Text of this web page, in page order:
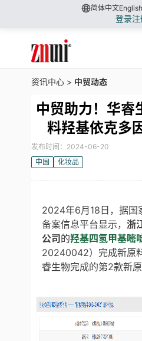
简体中文English
登录
资讯中心 > 中贸动态
中贸助力！华睿
料羟基依克多
发布时间：2024-06-20
中国
化妆品
2024年6月18日，据国
备案信息平台显示， 浙
公司的羟基四氢甲基嘧
20240042）完成新原
睿生物完成的第2款新原